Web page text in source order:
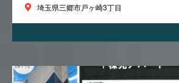
埼玉県三郷市戸ヶ崎3丁目